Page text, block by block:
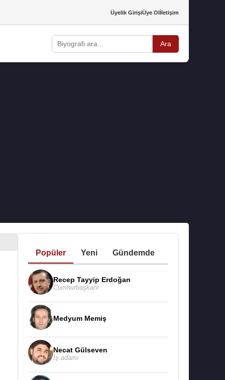
Üyelik GirişiÜye Olİletişim
Ara
Popüler Yeni Gündemde
Recep Tayyip Erdoğan
Cumhurbaşkanı
Medyum Memiş
Necat Gülseven
İş adamı